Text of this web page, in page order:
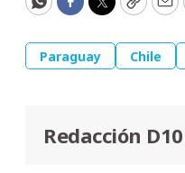
WhatsApp
Facebook
Twitter
Copy
Paraguay Chile
Redacción D10